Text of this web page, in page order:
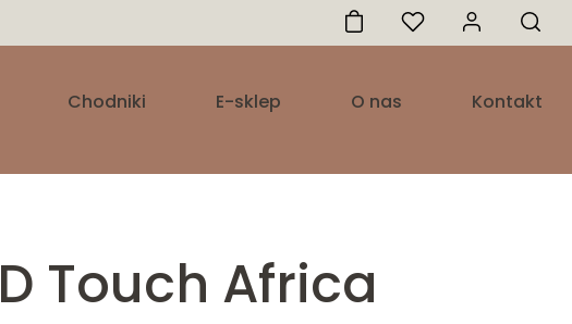
Chodniki E-sklep O nas Kontakt
Touch Africa